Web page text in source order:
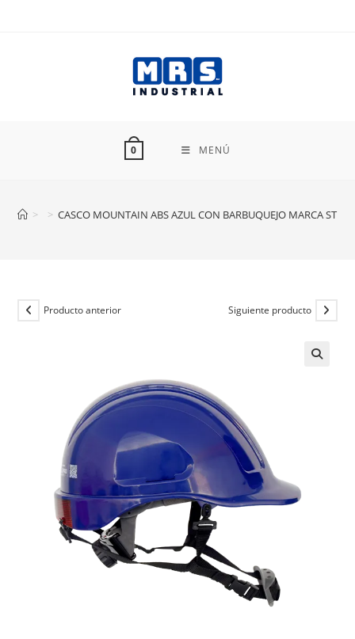
0 MENÚ
> > CASCO MOUNTAIN ABS AZUL CON BARBUQUEJO MARCA
Producto anterior Siguiente producto